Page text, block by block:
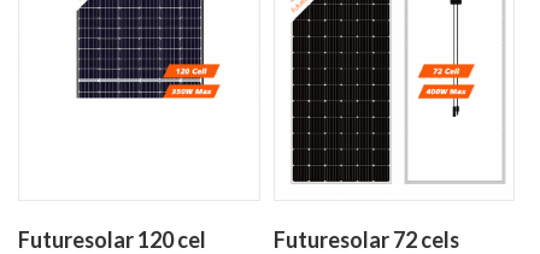
Futuresolar 120 cel
Futuresolar 72 cels